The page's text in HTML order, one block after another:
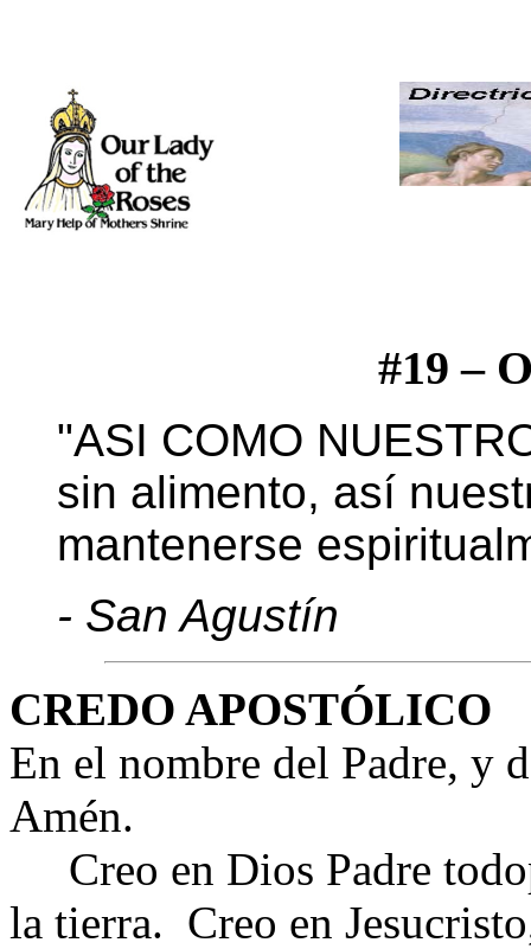
#19 –
"ASI COMO
sin alimento, así
mantenerse
- San Agustín
CREDO APOSTÓLICO
En el nombre del Padre, y
Amén.
Creo en Dios Padre
la tierra. Creo en